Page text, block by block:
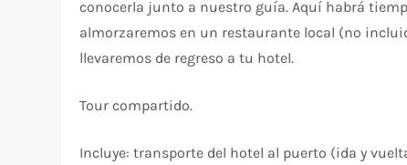
conocerla junto a nuestro guía. Aquí habrá
almorzaremos en un restaurante local (no
llevaremos de regreso a tu hotel.
Tour compartido.
Incluye: transporte del hotel al puerto (ida y